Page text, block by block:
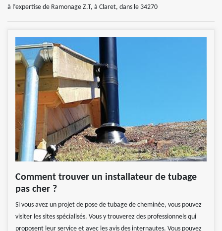
à l’expertise de Ramonage Z.T, à Claret, dans le 34270
Comment trouver un installateur de tubage
pas cher ?
Si vous avez un projet de pose de tubage de cheminée, vous pouvez
visiter les sites spécialisés. Vous y trouverez des professionnels qui
proposent leur service et avec les avis des internautes. Vous pouvez